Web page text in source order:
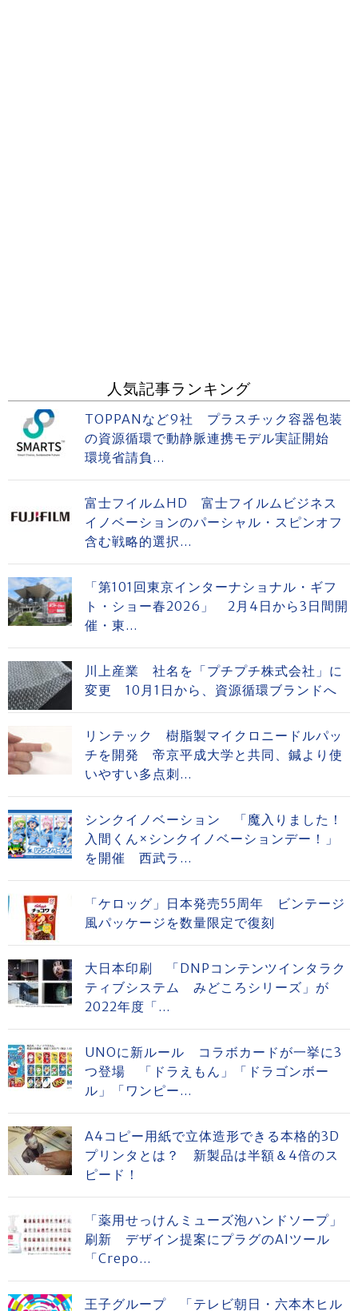
人気記事ランキング
TOPPANなど9社 プラスチック容器包装
の資源循環で動静脈連携モデル実証開始
環境省請負...
富士フイルムHD 富士フイルムビジネス
イノベーションのパーシャル・スピンオフ
含む戦略的選択...
「第101回東京インターナショナル・ギフ
ト・ショー春2026」 2月4日から3日間開
催・東...
川上産業 社名を「プチプチ株式会社」に
変更 10月1日から、資源循環ブランドへ
リンテック 樹脂製マイクロニードルパッ
チを開発 帝京平成大学と共同、鍼より使
いやすい多点刺...
シンクイノベーション 「魔入りました！
入間くん×シンクイノベーションデー！」
を開催 西武ラ...
「ケロッグ」日本発売55周年 ビンテージ
風パッケージを数量限定で復刻
大日本印刷 「DNPコンテンツインタラク
ティブシステム みどころシリーズ」が
2022年度「...
UNOに新ルール コラボカードが一挙に3
つ登場 「ドラえもん」「ドラゴンボー
ル」「ワンピー...
A4コピー用紙で立体造形できる本格的3D
プリンタとは？ 新製品は半額＆4倍のス
ピード！
「薬用せっけんミューズ泡ハンドソープ」
刷新 デザイン提案にプラグのAIツール
「Crepo...
王子グループ 「テレビ朝日・六本木ヒル